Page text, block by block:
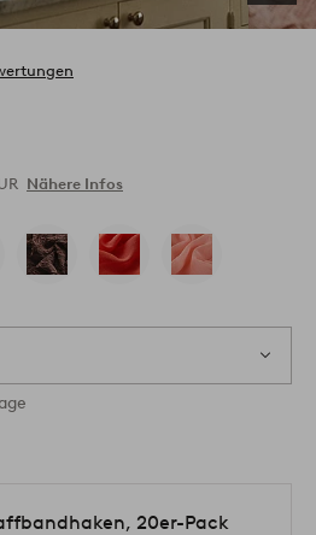
Nähere Infos
20er-Pack